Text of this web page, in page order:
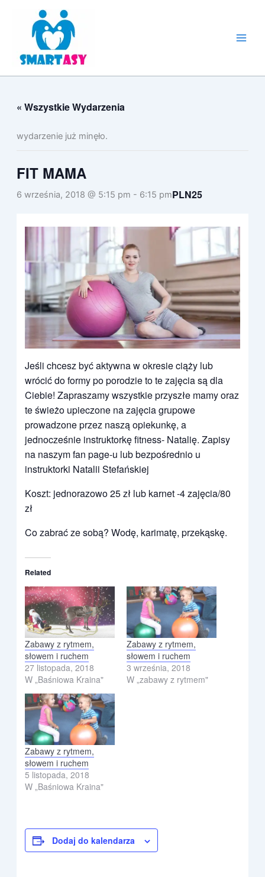
« Wszystkie Wydarzenia
wydarzenie już minęło.
FIT MAMA
6 września, 2018 @ 5:15 pm - 6:15 pmPLN25
Jeśli chcesz być aktywna w okresie ciąży lub
wrócić do formy po porodzie to te zajęcia są dla
Ciebie! Zapraszamy wszystkie przyszłe mamyoraz
te świeżo upieczone na zajęcia grupowe
prowadzone przez naszą opiekunkę, a
jednocześnie instruktorkę fitness- Natalię. Zapisy
na naszym fan page-u lub bezpośrednio u
instruktorki Natalii Stefańskiej
Koszt: jednorazowo 25 zł lub karnet -4 zajęcia/80
zł
Co zabrać ze sobą? Wodę, karimatę, przekąskę.
Related
Zabawy z rytmem,
słowem i ruchem
27 listopada, 2018
W „Baśniowa Kraina"
Zabawy z rytmem,
słowem i ruchem
3 września, 2018
W „zabawy z rytmem"
Zabawy z rytmem,
słowem i ruchem
5 listopada, 2018
W „Baśniowa Kraina"
Dodaj do kalendarza